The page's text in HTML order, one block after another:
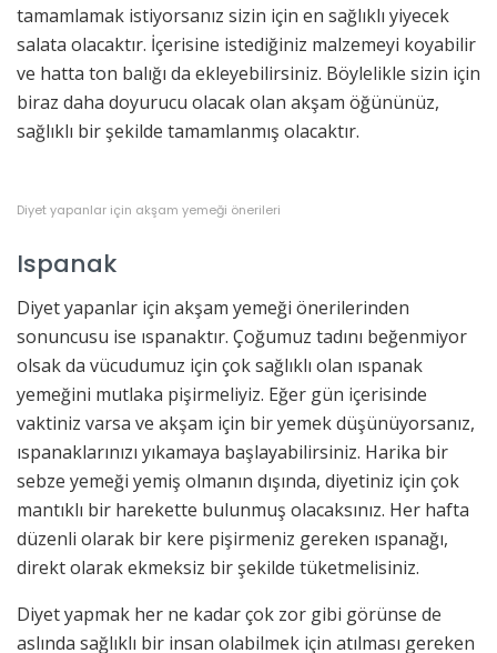
tamamlamak istiyorsanız sizin için en sağlıklı yiyecek
salata olacaktır. İçerisine istediğiniz malzemeyi koyabilir
ve hatta ton balığı da ekleyebilirsiniz. Böylelikle sizin için
biraz daha doyurucu olacak olan akşam öğününüz,
sağlıklı bir şekilde tamamlanmış olacaktır.
Diyet yapanlar için akşam yemeği önerileri
Ispanak
Diyet yapanlar için akşam yemeği önerilerinden
sonuncusu ise ıspanaktır. Çoğumuz tadını beğenmiyor
olsak da vücudumuz için çok sağlıklı olan ıspanak
yemeğini mutlaka pişirmeliyiz. Eğer gün içerisinde
vaktiniz varsa ve akşam için bir yemek düşünüyorsanız,
ıspanaklarınızı yıkamaya başlayabilirsiniz. Harika bir
sebze yemeği yemiş olmanın dışında, diyetiniz için çok
mantıklı bir harekette bulunmuş olacaksınız. Her hafta
düzenli olarak bir kere pişirmeniz gereken ıspanağı,
direkt olarak ekmeksiz bir şekilde tüketmelisiniz.
Diyet yapmak her ne kadar çok zor gibi görünse de
aslında sağlıklı bir insan olabilmek için atılması gereken